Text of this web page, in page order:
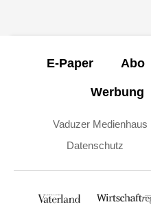
E-Paper Abo
Werbung
Vaduzer Medienhaus
Datenschutz